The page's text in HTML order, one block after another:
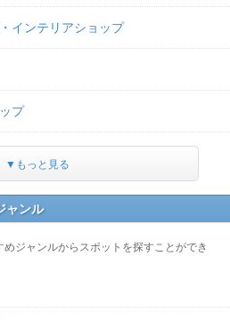
インテリアショップ
プ
▼もっと見る
ャンル
ジャンルからスポットを探すことができ